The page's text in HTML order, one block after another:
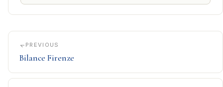
PREVIOUS
Bilance Firenze